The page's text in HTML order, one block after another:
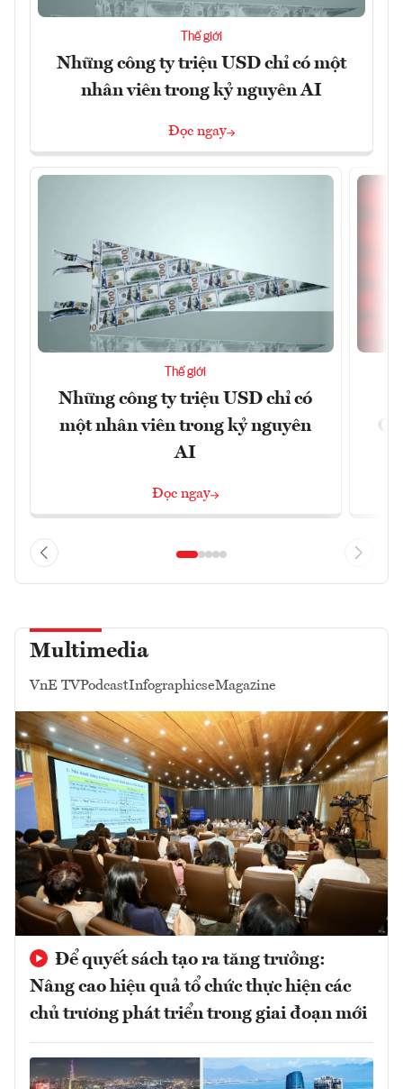
Thế giới
Những công ty triệu USD chỉ có một
nhân viên trong kỷ nguyên AI
Đọc ngay
Thế giới
Những công ty triệu USD chỉ có
một nhân viên trong kỷ nguyên
AI
Đọc ngay
Multimedia
VnE TVPodcastInfographicseMagazine
Để quyết sách tạo ra tăng trưởng:
Nâng cao hiệu quả tổ chức thực hiện các
chủ trương phát triển trong giai đoạn mới